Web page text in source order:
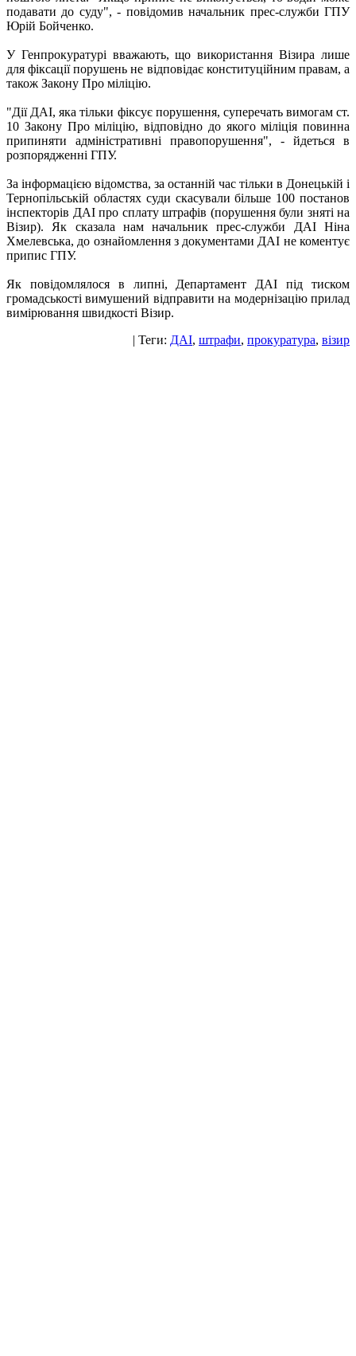
подавати до суду", - повідомив начальник прес-служби ГПУ
Юрій Бойченко.
У Генпрокуратурі вважають, що використання Візира лише
для фіксації порушень не відповідає конституційним правам, а
також Закону Про міліцію.
"Дії ДАІ, яка тільки фіксує порушення, суперечать вимогам ст.
10 Закону Про міліцію, відповідно до якого міліція повинна
припиняти адміністративні правопорушення", - йдеться в
розпорядженні ГПУ.
За інформацією відомства, за останній час тільки в Донецькій і
Тернопільській областях суди скасували більше 100 постанов
інспекторів ДАІ про сплату штрафів (порушення були зняті на
Візир). Як сказала нам начальник прес-служби ДАІ Ніна
Хмелевська, до ознайомлення з документами ДАІ не коментує
припис ГПУ.
Як повідомлялося в липні, Департамент ДАІ під тиском
громадськості вимушений відправити на модернізацію прилад
вимірювання швидкості Візир.
| Теги: ДАІ, штрафи, прокуратура, візир